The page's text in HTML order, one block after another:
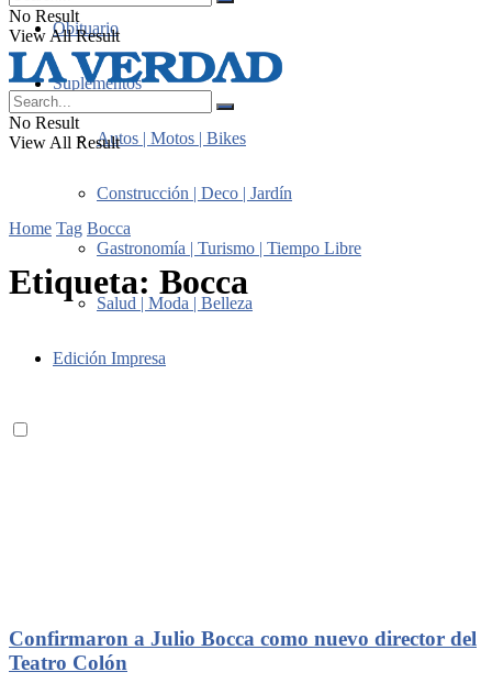
Obituario
Suplementos
Autos | Motos | Bikes
Construcción | Deco | Jardín
Gastronomía | Turismo | Tiempo Libre
Salud | Moda | Belleza
Edición Impresa
No Result
View All Result
No Result
View All Result
Home Tag Bocca
Etiqueta: Bocca
Confirmaron a Julio Bocca como nuevo director del
Teatro Colón